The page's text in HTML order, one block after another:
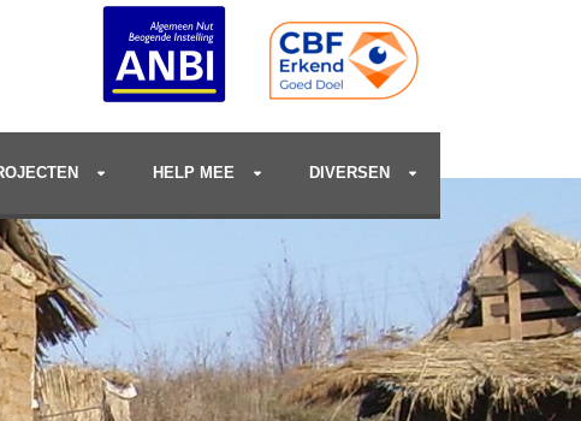
HELP MEE DIVERSEN